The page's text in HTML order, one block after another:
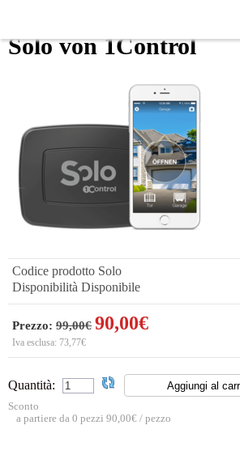
Solo von 1Control
Codice prodotto Solo
Disponibilità Disponibile
Prezzo: 99,00€ 90,00€
Iva esclusa: 73,77€
Quantità:
Sconto
a partiere da 0 pezzi 90,00€ / pezzo